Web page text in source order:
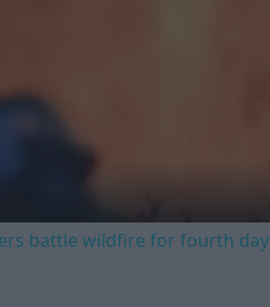
battle wildfire for fourth day